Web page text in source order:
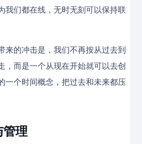
我们都在线，无时无刻可以保持联
来的冲击是，我们不再按从过去到
，而是一个从现在开始就可以去创
一个时间概念，把过去和未来都压
管理